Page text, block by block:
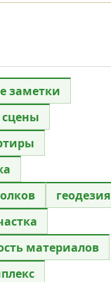
заметки
геодезия
материалов